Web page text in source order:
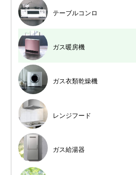
テーブルコンロ
ガス暖房機
ガス衣類乾燥機
レンジフード
ガス給湯器